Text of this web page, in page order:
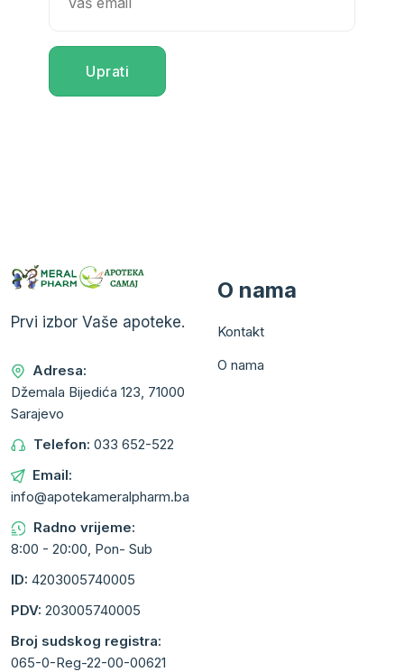
Uprati
Prvi izbor Vaše apoteke.
Adresa:
Džemala Bijedića 123, 71000
Sarajevo
Telefon: 033 652-522
Email:
info@apotekameralpharm.ba
Radno vrijeme:
8:00 - 20:00, Pon- Sub
ID: 4203005740005
PDV: 203005740005
Broj sudskog registra:
065-0-Reg-22-00-00621
O nama
Kontakt
O nama